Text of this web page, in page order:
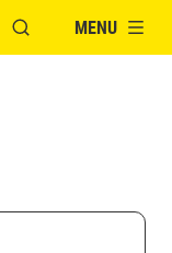
OUVRIR LAMENU